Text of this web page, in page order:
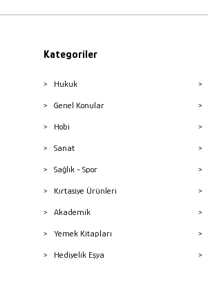
Kategoriler
Hukuk
Genel Konular
Hobi
Sanat
Sağlık - Spor
Kırtasiye Ürünleri
Akademik
Yemek Kitapları
Hediyelik Eşya